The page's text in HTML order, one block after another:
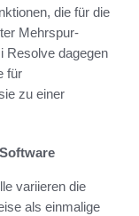
die für die
Mehrspur-
Resolve dagegen
für
zu einer
variieren die
als einmalige